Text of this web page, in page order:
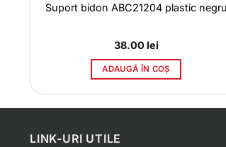
Suport bidon ABC21204 plastic negru
38.00 lei
ADAUGĂ ÎN COȘ
LINK-URI UTILE